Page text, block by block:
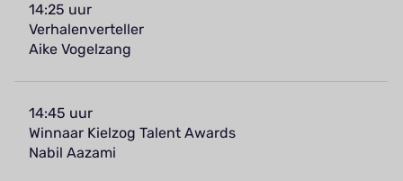
14:25 uur
Verhalenverteller
Aike Vogelzang
14:45 uur
Winnaar Kielzog Talent Awards
Nabil Aazami